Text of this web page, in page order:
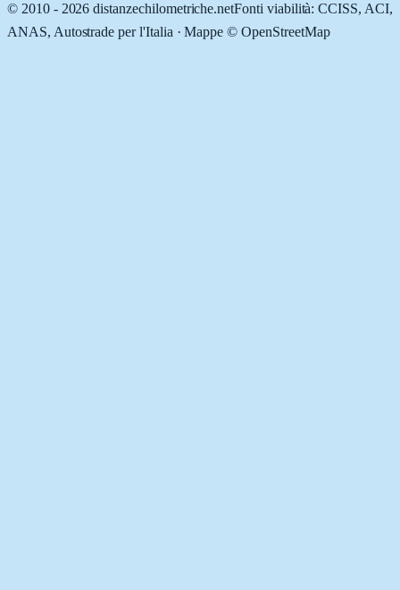
© 2010 - 2026 distanzechilometriche.netFonti viabilità: CCISS, ACI,
ANAS, Autostrade per l'Italia · Mappe © OpenStreetMap